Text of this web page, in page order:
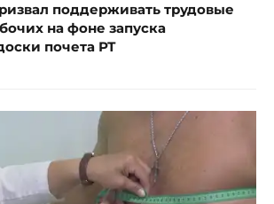
поддерживать трудовые
на фоне запуска
почета РТ